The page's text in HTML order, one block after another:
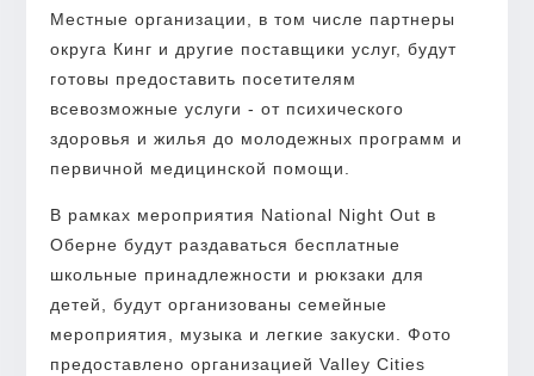
Местные организации, в том числе партнеры
округа Кинг и другие поставщики услуг, будут
готовы предоставить посетителям
всевозможные услуги - от психического
здоровья и жилья до молодежных программ и
первичной медицинской помощи.
В рамках мероприятия National Night Out в
Оберне будут раздаваться бесплатные
школьные принадлежности и рюкзаки для
детей, будут организованы семейные
мероприятия, музыка и легкие закуски. Фото
предоставлено организацией Valley Cities